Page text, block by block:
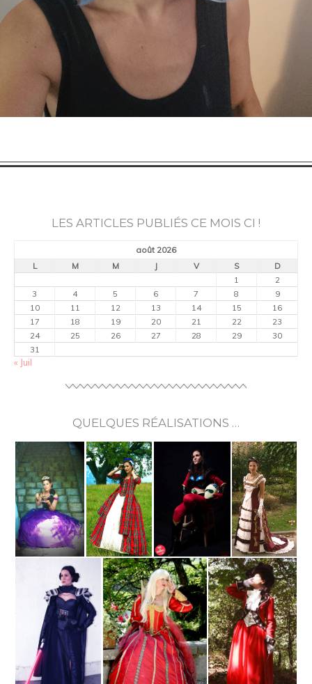
LES ARTICLES PUBLIÉS CE MOIS CI !
août 2026
L
M M J V S
D
1
2
3
4 5 6 7 8
9
10
11 12 13 14 15
16
17
18 19 20 21 22
23
24
25 26 27 28 29
30
31
« Juil
QUELQUES RÉALISATIONS …